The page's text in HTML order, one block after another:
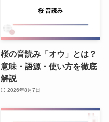
桜の音読み「オウ」とは？
意味・語源・使い方を徹底
解説
2026年8月7日